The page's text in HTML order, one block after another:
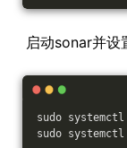
启动sonar并设
sudo systemctl
sudo